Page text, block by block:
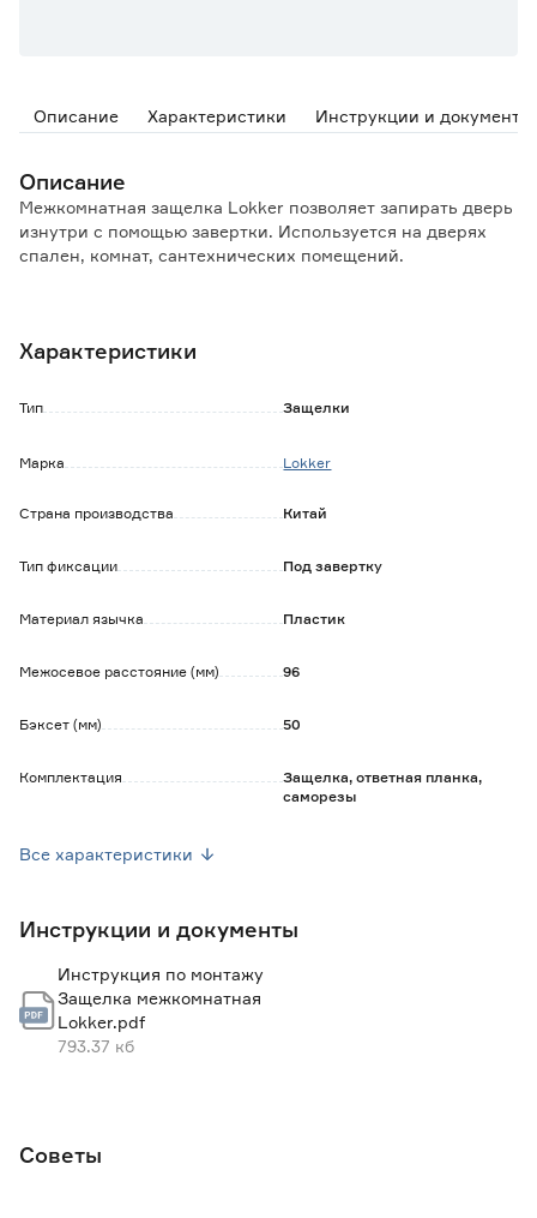
Описание Характеристики Инструкции и документы
Описание
Межкомнатная защелка Lokker позволяет запирать дверь
изнутри с помощью завертки. Используется на дверях
спален, комнат, сантехнических помещений.
защелку для левой и правой двери без перестановки
- язычок из прочного пластика снижает шум при
использования во влажных помещениях.
Обратите внимание:
Характеристики
Тип Защелки
Марка Lokker
Страна производства Китай
Тип фиксации Под завертку
Материал язычка Пластик
Межосевое расстояние (мм) 96
Бэксет (мм) 50
Комплектация
Защелка, ответная планка,
саморезы
Гарантия 3 года
Все характеристики
Инструкции и документы
Инструкция по монтажу
Защелка межкомнатная
Lokker.pdf
793.37 кб
Советы